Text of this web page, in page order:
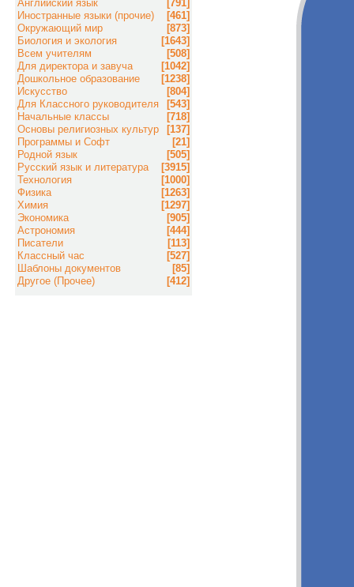
Английский язык
[791]
Иностранные языки (прочие)
[461]
Окружающий мир
[873]
Биология и экология
[1643]
Всем учителям
[508]
Для директора и завуча
[1042]
Дошкольное образование
[1238]
Искусство
[804]
Для Классного руководителя
[543]
Начальные классы
[718]
Основы религиозных культур
[137]
Программы и Софт
[21]
Родной язык
[505]
Русский язык и литература
[3915]
Технология
[1000]
Физика
[1263]
Химия
[1297]
Экономика
[905]
Астрономия
[444]
Писатели
[113]
Классный час
[527]
Шаблоны документов
[85]
Другое (Прочее)
[412]